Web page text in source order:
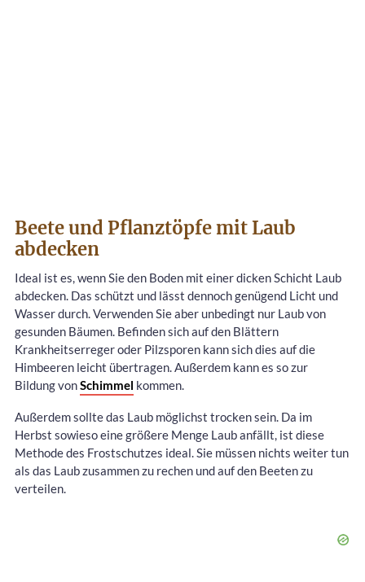
Beete und Pflanztöpfe mit Laub
abdecken
Ideal ist es, wenn Sie den Boden mit einer dicken Schicht Laub
abdecken. Das schützt und lässt dennoch genügend Licht und
Wasser durch. Verwenden Sie aber unbedingt nur Laub von
gesunden Bäumen. Befinden sich auf den Blättern
Krankheitserreger oder Pilzsporen kann sich dies auf die
Himbeeren leicht übertragen. Außerdem kann es so zur
Bildung vonSchimmel kommen.
Außerdem sollte das Laub möglichst trocken sein. Da im
Herbst sowieso eine größere Menge Laub anfällt, ist diese
Methode des Frostschutzes ideal. Sie müssen nichts weiter tun
als das Laub zusammen zu rechen und auf den Beeten zu
verteilen.